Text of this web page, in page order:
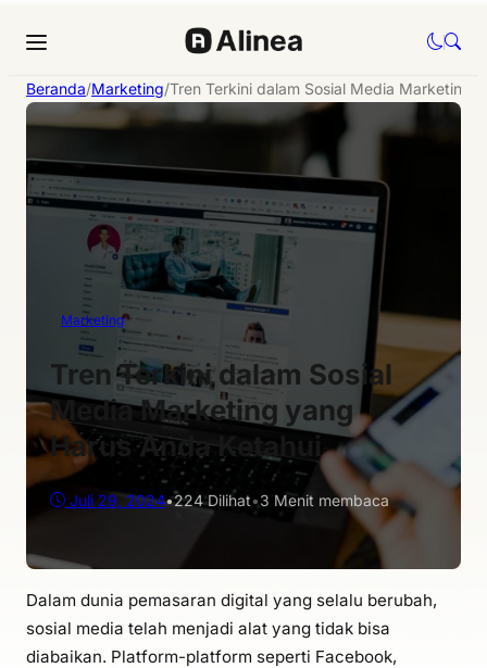
Beranda/Marketing/Tren Terkini dalam Sosial Media Marketing
Marketing
Tren Terkini dalam Sosial
Media Marketing yang
Harus Anda Ketahui
Juli 29, 2024•224Dilihat•3 Menit membaca
Dalam dunia pemasaran digital yang selalu berubah,
sosial media telah menjadi alat yang tidak bisa
diabaikan. Platform-platform seperti Facebook,